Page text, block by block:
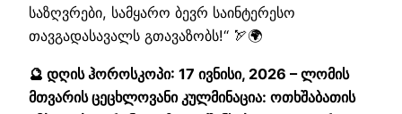
საზღვრები, სამყარო ბევრ საინტერესო
თავგადასავალს გთავაზობს!“ 🏹🌍
🔮 დღის ჰოროსკოპი: 17 ივნისი, 2026 – ლომის
მთვარის ცეცხლოვანი კულმინაცია: ოთხშაბათის